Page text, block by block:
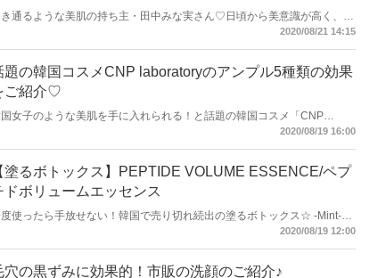
通るような美肌の持ち主・田中みな実さん♡日頃から美意識が高く、多
女性の憧れ的存在ですね！今回は田中みな実さんが実践しているという
2020/08/21 14:15
題の韓国コスメCNP laboratoryのアンプル5種類の効果
ご紹介♡
女子のような美肌を手に入れられる！と話題の韓国コスメ「CNP
」♬美容成分がたっぷり入ったアンプルは5種類あるため、それぞ
2020/08/19 16:00
塗るボトックス】PEPTIDE VOLUME ESSENCE/ペプ
ドボリュームエッセンス
使ったら手放せない！韓国で売り切れ続出の塗るボトックス☆ -Mint-編
も全員が夢中で愛用しています！! なぜいいのか？！徹底解剖します♪
2020/08/19 12:00
穴の黒ずみに効果的！市販の洗顔のご紹介♪